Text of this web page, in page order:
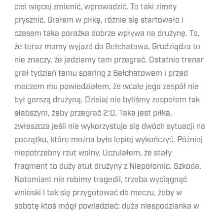
coś więcej zmienić, wprowadzić. To taki zimny
prysznic. Grałem w piłkę, różnie się startowało i
czasem taka porażka dobrze wpływa na drużynę. To,
że teraz mamy wyjazd do Bełchatowa, Grudziądza to
nie znaczy, że jedziemy tam przegrać. Ostatnio trener
grał tydzień temu sparing z Bełchatowem i przed
meczem mu powiedziałem, że wcale jego zespół nie
był gorszą drużyną. Dzisiaj nie byliśmy zespołem tak
słabszym, żeby przegrać 2:0. Taka jest piłka,
zwłaszcza jeśli nie wykorzystuje się dwóch sytuacji na
początku, które można było lepiej wykończyć. Później
niepotrzebny rzut wolny. Uczulałem, że stały
fragment to duży atut drużyny z Niepołomic. Szkoda.
Natomiast nie robimy tragedii, trzeba wyciągnąć
wnioski i tak się przygotować do meczu, żeby w
sobotę ktoś mógł powiedzieć: duża niespodzianka w